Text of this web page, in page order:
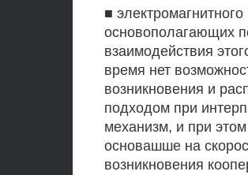
■
основополагающих
взаимодействия
время нет
возникновения и
подходом при
механизм, и при
основашше на
возникновения